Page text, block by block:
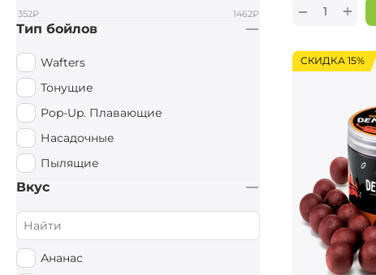
+
−
СКИДКА 15%
352₽ 1462₽
Тип бойлов
Wafters
Тонущие
Pop-Up. Плавающие
Насадочные
Пылящие
Вкус
Ананас